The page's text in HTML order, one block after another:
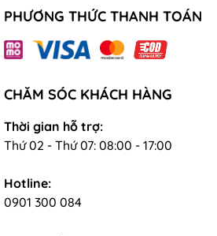
PHƯƠNG THỨC THANH TOÁN
CHĂM SÓC KHÁCH HÀNG
Thời gian hỗ trợ:
Thứ 02 - Thứ 07: 08:00 - 17:00
Hotline:
0901 300 084